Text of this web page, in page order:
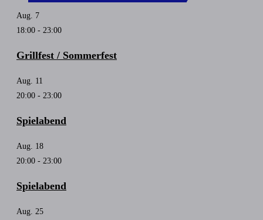
Aug. 7
18:00 - 23:00
Grillfest / Sommerfest
Aug. 11
20:00 - 23:00
Spielabend
Aug. 18
20:00 - 23:00
Spielabend
Aug. 25